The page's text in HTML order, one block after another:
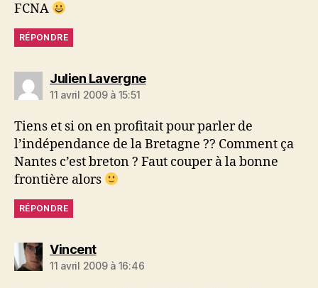
FCNA
RÉPONDRE
Julien Lavergnedit :
11 avril 2009 à 15:51
Tiens et si on en profitait pour parler de
l’indépendance de la Bretagne ?? Comment ça
Nantes c’est breton ? Faut couper à la bonne
frontière alors
RÉPONDRE
Vincentdit :
11 avril 2009 à 16:46